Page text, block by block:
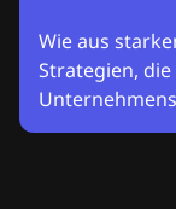
Wie aus
Strategien,